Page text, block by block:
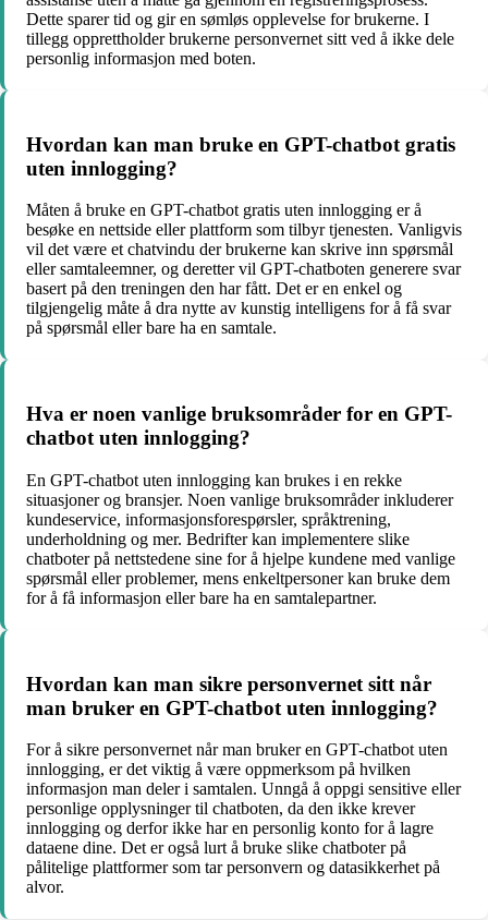
Dette sparer tid og gir en sømløs opplevelse for brukerne. I
tillegg opprettholder brukerne personvernet sitt ved å ikke dele
personlig informasjon med boten.
Hvordan kan man bruke en GPT-chatbot gratis
uten innlogging?
Måten å bruke en GPT-chatbot gratis uten innlogging er å
besøke en nettside eller plattform som tilbyr tjenesten. Vanligvis
vil det være et chatvindu der brukerne kan skrive inn spørsmål
eller samtaleemner, og deretter vil GPT-chatboten generere svar
basert på den treningen den har fått. Det er en enkel og
tilgjengelig måte å dra nytte av kunstig intelligens for å få svar
på spørsmål eller bare ha en samtale.
Hva er noen vanlige bruksområder for en GPT-
chatbot uten innlogging?
En GPT-chatbot uten innlogging kan brukes i en rekke
situasjoner og bransjer. Noen vanlige bruksområder inkluderer
kundeservice, informasjonsforespørsler, språktrening,
underholdning og mer. Bedrifter kan implementere slike
chatboter på nettstedene sine for å hjelpe kundene med vanlige
spørsmål eller problemer, mens enkeltpersoner kan bruke dem
for å få informasjon eller bare ha en samtalepartner.
Hvordan kan man sikre personvernet sitt når
man bruker en GPT-chatbot uten innlogging?
For å sikre personvernet når man bruker en GPT-chatbot uten
innlogging, er det viktig å være oppmerksom på hvilken
informasjon man deler i samtalen. Unngå å oppgi sensitive eller
personlige opplysninger til chatboten, da den ikke krever
innlogging og derfor ikke har en personlig konto for å lagre
dataene dine. Det er også lurt å bruke slike chatboter på
pålitelige plattformer som tar personvern og datasikkerhet på
alvor.